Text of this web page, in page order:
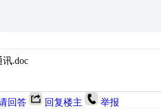
.doc
回答 回复楼主 举报